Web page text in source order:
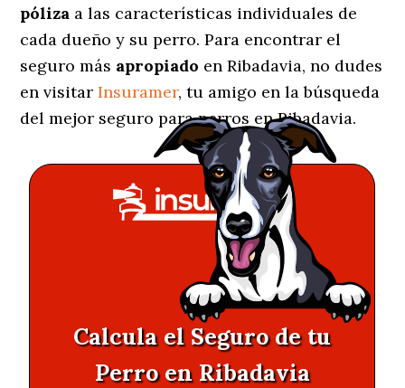
póliza a las características individuales de
cada dueño y su perro. Para encontrar el
seguro más apropiado en Ribadavia, no dudes
en visitarInsuramer, tu amigo en la búsqueda
del mejor seguro para perros en Ribadavia.
Calcula el Seguro de tu
Perro en Ribadavia